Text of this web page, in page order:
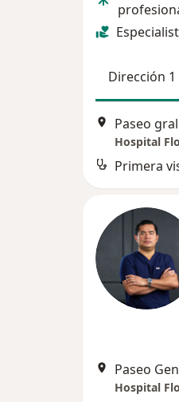
Dirección 1
Paseo
Hospital
Primera
Hospital